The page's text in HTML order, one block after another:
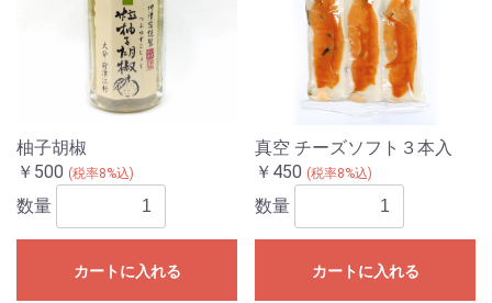
柚子胡椒
￥500 (税率8%込)
数量
カートに入れる
真空 チーズソフト３本入
￥450 (税率8%込)
数量
カートに入れる